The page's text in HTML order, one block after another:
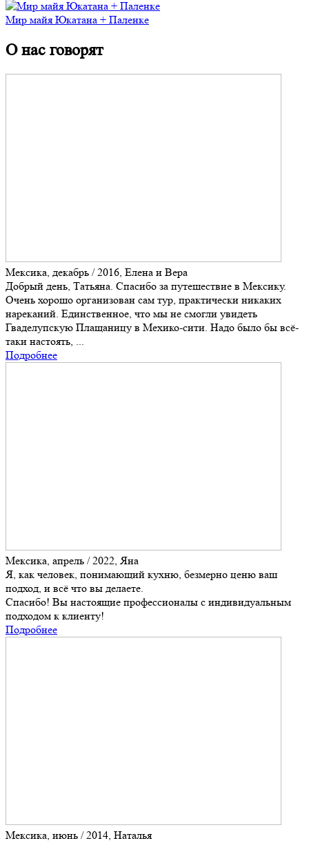
Мир майя Юкатана + Паленке
О нас говорят
Мексика, декабрь / 2016, Елена и Вера
Добрый день, Татьяна. Спасибо за путешествие в Мексику.
Очень хорошо организован сам тур, практически никаких
нареканий. Единственное, что мы не смогли увидеть
Гваделупскую Плащаницу в Мехико-сити. Надо было бы всё-
таки настоять, ...
Подробнее
Мексика, апрель / 2022, Яна
Я, как человек, понимающий кухню, безмерно ценю ваш
подход, и всё что вы делаете.
Спасибо! Вы настоящие профессионалы с индивидуальным
подходом к клиенту!
Подробнее
Мексика, июнь / 2014, Наталья